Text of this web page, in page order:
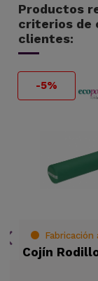
Productos
criterios de
clientes:
-5%
Fabricación
Cojín